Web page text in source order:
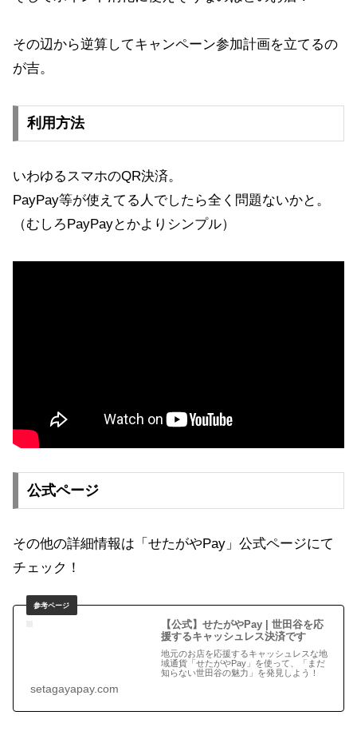
その辺から逆算してキャンペーン参加計画を立てるの
が吉。
利用方法
いわゆるスマホのQR決済。
PayPay等が使えてる人でしたら全く問題ないかと。
（むしろPayPayとかよりシンプル）
公式ページ
その他の詳細情報は「せたがやPay」公式ページにて
チェック！
【公式】せたがやPay | 世田谷を応
援するキャッシュレス決済です
地元のお店を応援するキャッシュレスな地
域通貨「せたがやPay」を使って、「まだ
知らない世田谷の魅力」を発見しよう！
setagayapay.com